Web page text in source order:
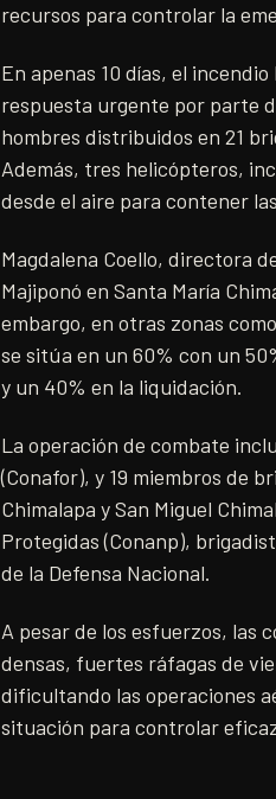
recursos para controlar la
En apenas 10 días, el
respuesta urgente por parte
hombres distribuidos en 21
Además, tres helicópteros,
desde el aire para contener
Magdalena Coello, directora
Majiponó en Santa María
embargo, en otras zonas
se sitúa en un 60% con un
y un 40% en la liquidación.
La operación de combate
(Conafor), y 19 miembros de
Chimalapa y San Miguel
Protegidas (Conanp),
de la Defensa Nacional.
A pesar de los esfuerzos, las
densas, fuertes ráfagas de
dificultando las operaciones
situación para controlar